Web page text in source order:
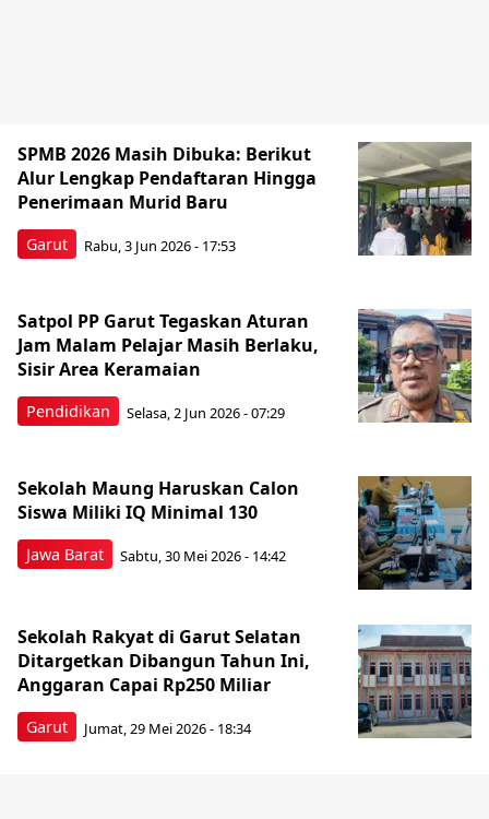
Garut
SPMB 2026 Masih Dibuka: Berikut
Alur Lengkap Pendaftaran Hingga
Penerimaan Murid Baru
Rabu, 3 Jun 2026 - 17:53
Pendidikan
Satpol PP Garut Tegaskan Aturan
Jam Malam Pelajar Masih Berlaku,
Sisir Area Keramaian
Selasa, 2 Jun 2026 - 07:29
Jawa Barat
Sekolah Maung Haruskan Calon
Siswa Miliki IQ Minimal 130
Sabtu, 30 Mei 2026 - 14:42
Garut
Sekolah Rakyat di Garut Selatan
Ditargetkan Dibangun Tahun Ini,
Anggaran Capai Rp250 Miliar
Jumat, 29 Mei 2026 - 18:34